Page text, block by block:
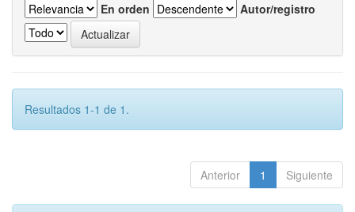
En orden
Autor/registro
Resultados 1-1 de 1.
Anterior 1 Siguiente